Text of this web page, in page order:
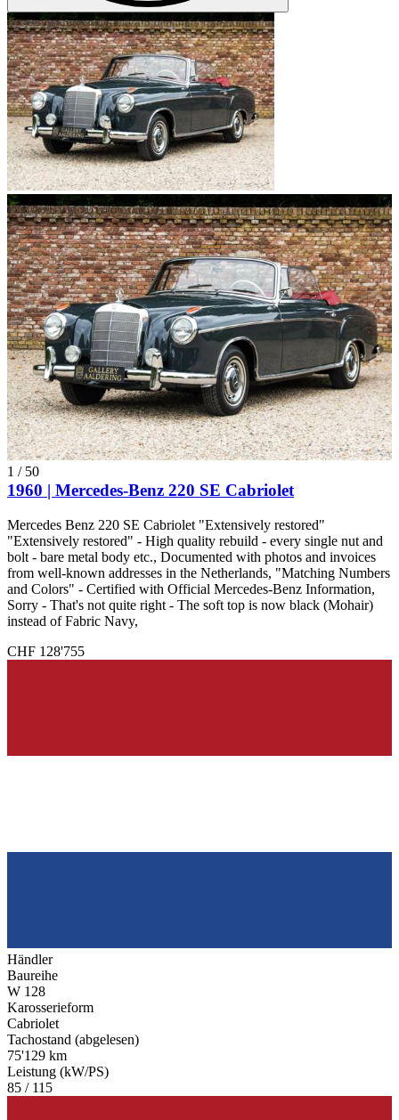
1 / 50
1960 | Mercedes-Benz 220 SE Cabriolet
Mercedes Benz 220 SE Cabriolet "Extensively restored"
"Extensively restored" - High quality rebuild - every single nut and
bolt - bare metal body etc., Documented with photos and invoices
from well-known addresses in the Netherlands, "Matching Numbers
and Colors" - Certified with Official Mercedes-Benz Information,
Sorry - That's not quite right - The soft top is now black (Mohair)
instead of Fabric Navy,
CHF 128'755
Händler
Baureihe
W 128
Karosserieform
Cabriolet
Tachostand (abgelesen)
75'129 km
Leistung (kW/PS)
85 / 115